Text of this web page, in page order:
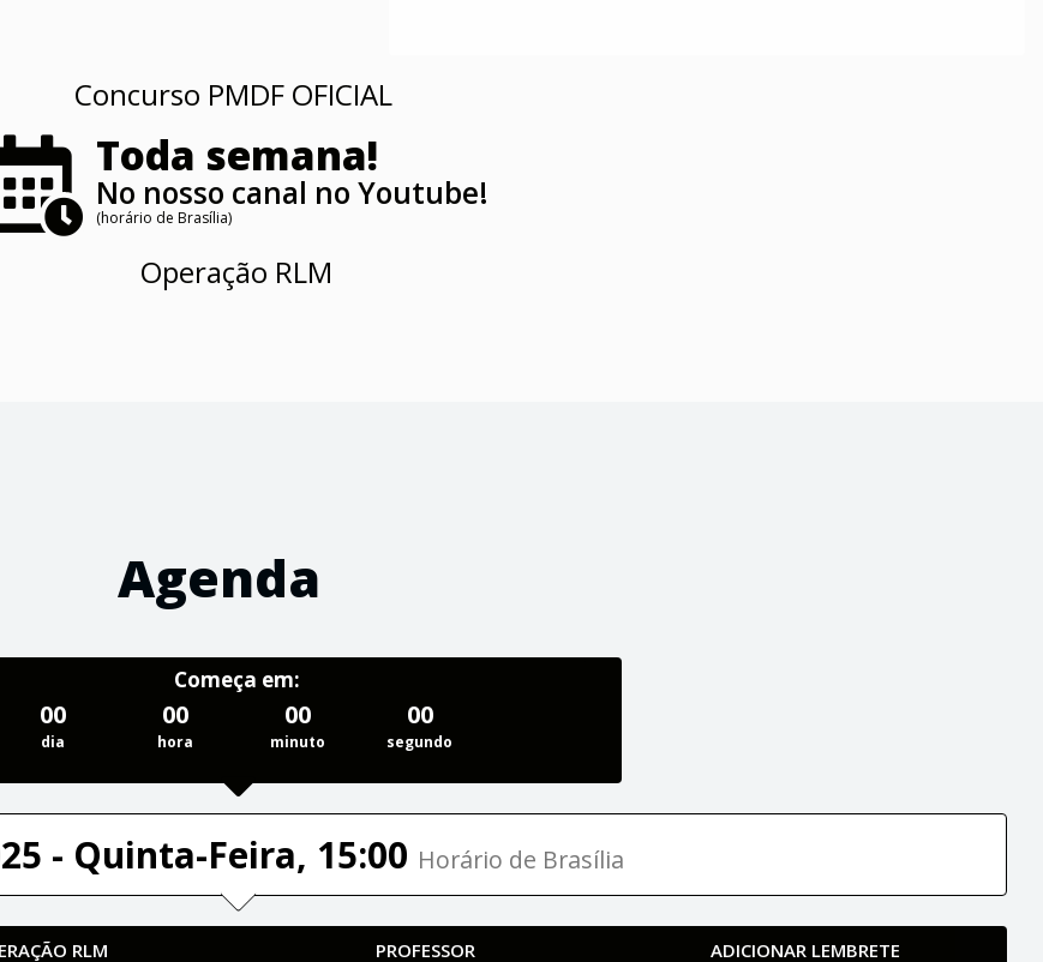
Concurso PMDF OFICIAL
Toda semana!
No nosso canal no Youtube!
(horário de Brasília)
Operação RLM
Agenda
Começa em:
00
dia
00
hora
00
minuto
00
segundo
- Quinta-Feira, 15:00 Horário de Brasília
RLM PROFESSOR ADICIONAR LEMBRETE